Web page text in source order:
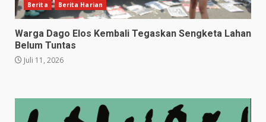
Berita Berita Harian
Warga Dago Elos Kembali Tegaskan Sengketa Lahan
Belum Tuntas
Juli 11, 2026